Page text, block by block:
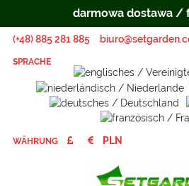
(+48) 885 281 885
SPRACHE
WÄHRUNG
darmowa dostawa /